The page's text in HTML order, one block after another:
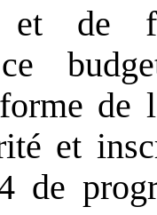
et de
ce
et
de